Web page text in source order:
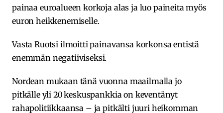
painaa euroalueen korkoja alas ja luo paineita myös
euron heikkenemiselle.
Vasta Ruotsi ilmoitti painavansa korkonsa entistä
enemmän negatiiviseksi.
Nordean mukaan tänä vuonna maailmalla jo
pitkälle yli 20 keskuspankkia on keventänyt
rahapolitiikkaansa – ja pitkälti juuri heikomman